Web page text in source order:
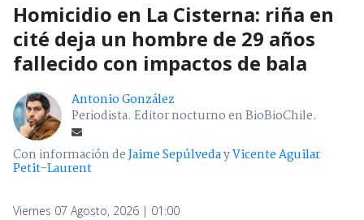
Homicidio en La Cisterna: riña en
cité deja un hombre de 29 años
fallecido con impactos de bala
Antonio González
Periodista. Editor nocturno en BioBioChile.
Con información deJaime SepúlvedayVicente Aguilar
Petit-Laurent
Viernes 07 Agosto, 2026 | 01:00